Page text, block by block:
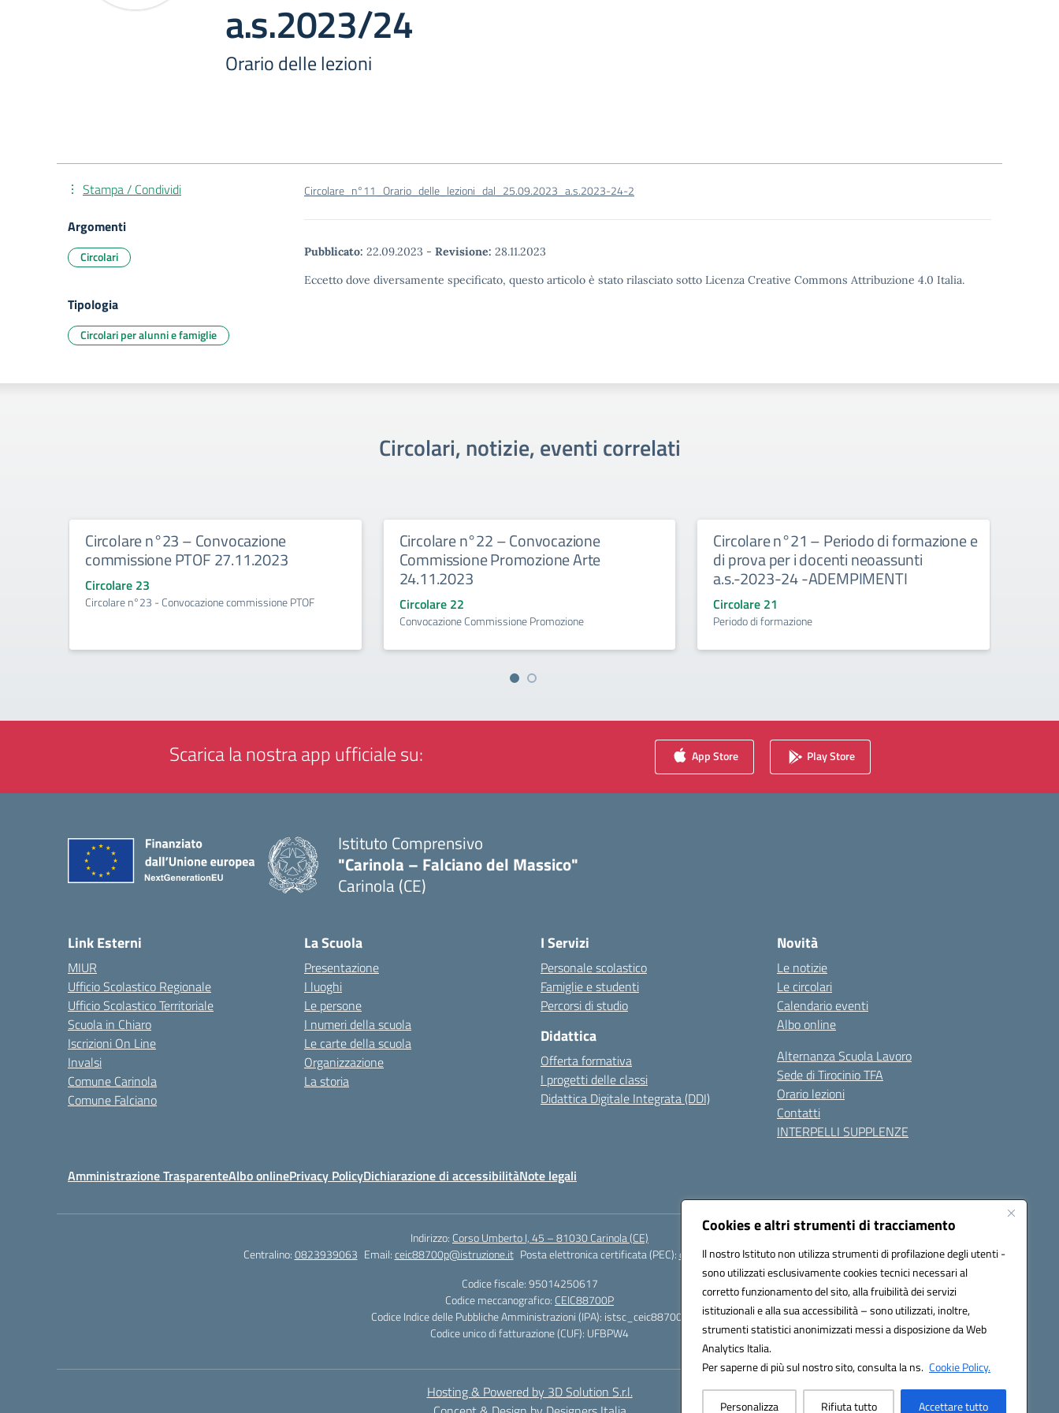
Cookies e altri strumenti di tracciamento
Il nostro Istituto non utilizza strumenti di profilazione degli utenti -
sono utilizzati esclusivamente cookies tecnici necessari al
corretto funzionamento del sito, alla fruibilità dei servizi
istituzionali e alla sua accessibilità – sono utilizzati, inoltre,
strumenti statistici anonimizzati messi a disposizione da Web
Analytics Italia.
Per saperne di più sul nostro sito, consulta la ns. Cookie Policy.
Personalizza Rifiuta tutto Accettare tutto
a.s.2023/24
Orario delle lezioni
Circolare_n°11_Orario_delle_lezioni_dal_25.09.2023_a.s.2023-24-2
Pubblicato: 22.09.2023 - Revisione: 28.11.2023
Eccetto dove diversamente specificato, questo articolo è stato rilasciato sotto Licenza Creative Commons Attribuzione 4.0 Italia.
Stampa / Condividi
Argomenti
Circolari
Tipologia
Circolari per alunni e famiglie
Circolari, notizie, eventi correlati
Circolare n°23 – Convocazione
commissione PTOF 27.11.2023
Circolare 23
Circolare n°23 - Convocazione commissione PTOF
Circolare n°22 – Convocazione
Commissione Promozione Arte
24.11.2023
Circolare 22
Convocazione Commissione Promozione
Circolare n°21 – Periodo di formazione e
di prova per i docenti neoassunti
a.s.-2023-24 -ADEMPIMENTI
Circolare 21
Periodo di formazione
Scarica la nostra app ufficiale su: App Store Play Store
Istituto Comprensivo
"Carinola – Falciano del Massico"
Carinola (CE)
Link Esterni
MIUR
Ufficio Scolastico Regionale
Ufficio Scolastico Territoriale
Scuola in Chiaro
Iscrizioni On Line
Invalsi
Comune Carinola
Comune Falciano
La Scuola
Presentazione
I luoghi
Le persone
I numeri della scuola
Le carte della scuola
Organizzazione
La storia
I Servizi
Personale scolastico
Famiglie e studenti
Percorsi di studio
Didattica
Offerta formativa
I progetti delle classi
Didattica Digitale Integrata (DDI)
Novità
Le notizie
Le circolari
Calendario eventi
Albo online
Alternanza Scuola Lavoro
Sede di Tirocinio TFA
Orario lezioni
Contatti
INTERPELLI SUPPLENZE
Amministrazione TrasparenteAlbo onlinePrivacy PolicyDichiarazione di accessibilitàNote legali
Indirizzo: Corso Umberto I, 45 – 81030 Carinola (CE)
Centralino:0823939063 Email:ceic88700p@istruzione.it Posta elettronica certificata (PEC):ceic88700p@pec.istruzione.it
Codice fiscale: 95014250617
Codice meccanografico: CEIC88700P
Codice Indice delle Pubbliche Amministrazioni (IPA): istsc_ceic88700p
Codice unico di fatturazione (CUF): UFBPW4
Hosting & Powered by 3D Solution S.r.l.